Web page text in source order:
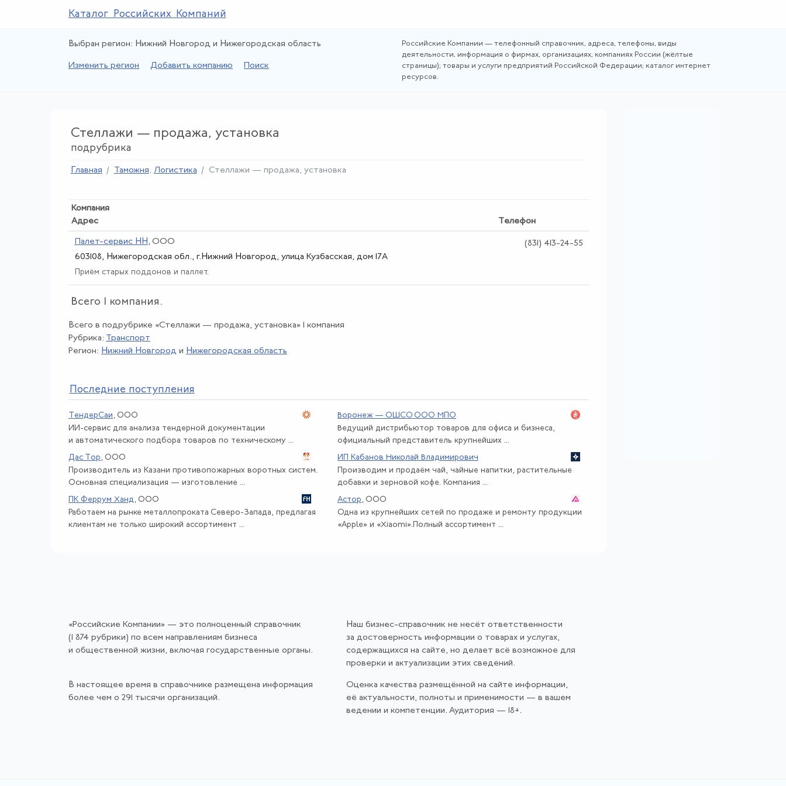
Каталог Российских Компаний
Выбран регион: Нижний Новгород и Нижегородская область
Изменить регион Добавить компанию Поиск
Российские Компании — телефонный справочник, адреса, телефоны, виды
деятельности, информация о фирмах, организациях, компаниях России (жёлтые
страницы); товары и услуги предприятий Российской Федерации; каталог интернет
ресурсов.
Стеллажи — продажа, установка
подрубрика
Главная Таможня. Логистика Стеллажи — продажа, установка
Компания
Адрес
Телефон
Палет-сервис НН , ООО
603108, Нижегородская обл., г.Нижний Новгород, улица Кузбасская, дом 17А
Приём старых поддонов и паллет.
(831) 413-24-55
Всего 1 компания.
Всего в подрубрике «Стеллажи — продажа, установка» 1 компания
Рубрика: Транспорт
Регион: Нижний Новгород и Нижегородская область
Последние поступления
ТендерСаи , ООО
ИИ-сервис для анализа тендерной документации
и автоматического подбора товаров по техническому ...
Воронеж — ОШСО ООО МПО
Ведущий дистрибьютор товаров для офиса и бизнеса,
официальный представитель крупнейших ...
Дас Тор , ООО
Производитель из Казани противопожарных воротных систем.
Основная специализация — изготовление ...
ИП Кабанов Николай Владимирович
Производим и продаём чай, чайные напитки, растительные
добавки и зерновой кофе. Компания ...
ПК Феррум Ханд , ООО
Работаем на рынке металлопроката Северо-Запада, предлагая
клиентам не только широкий ассортимент ...
Астор , ООО
Одна из крупнейших сетей по продаже и ремонту продукции
«Apple» и «Xiaomi».Полный ассортимент ...
«Российские Компании» — это полноценный справочник
(1 874 рубрики) по всем направлениям бизнеса
и общественной жизни, включая государственные органы.
Наш бизнес-справочник не несёт ответственности
за достоверность информации о товарах и услугах,
содержащихся на сайте, но делает всё возможное для
проверки и актуализации этих сведений.
В настоящее время в справочнике размещена информация
более чем о 291 тысячи организаций.
Оценка качества размещённой на сайте информации,
её актуальности, полноты и применимости — в вашем
ведении и компетенции. Аудитория — 18+.